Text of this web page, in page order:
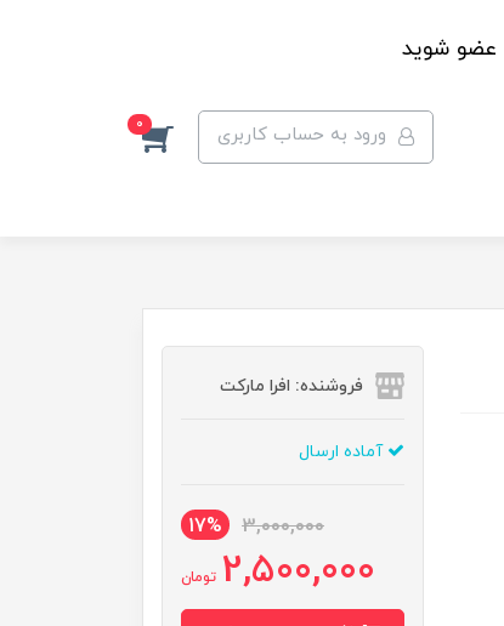
عضو شوید
ورود به حساب کاربری 0
فروشنده: افرا مارکت
آماده ارسال
3,000,000
17%
2,500,000 تومان